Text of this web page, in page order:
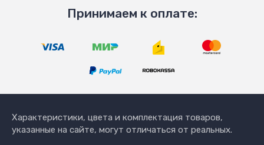
Принимаем к оплате:
Характеристики, цвета и комплектация товаров,
указанные на сайте, могут отличаться от реальных.